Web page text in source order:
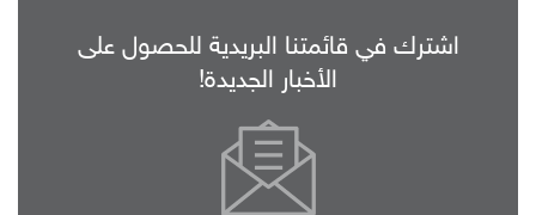
اشترك في قائمتنا البريدية للحصول على
الأخبار الجديدة!